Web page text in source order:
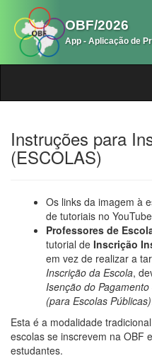
OBF/2026
App - Aplicação de
Instruções para
(ESCOLAS)
Os links da imagem à
de tutoriais no
Professores de
tutorial de Inscrição
em vez de realizar a
Inscrição da Escola,
Isenção do
(para Escolas Públicas)
Esta é a modalidade
escolas se inscrevem na OBF
estudantes.